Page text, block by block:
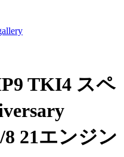
TKI4 スペ
21エンジン